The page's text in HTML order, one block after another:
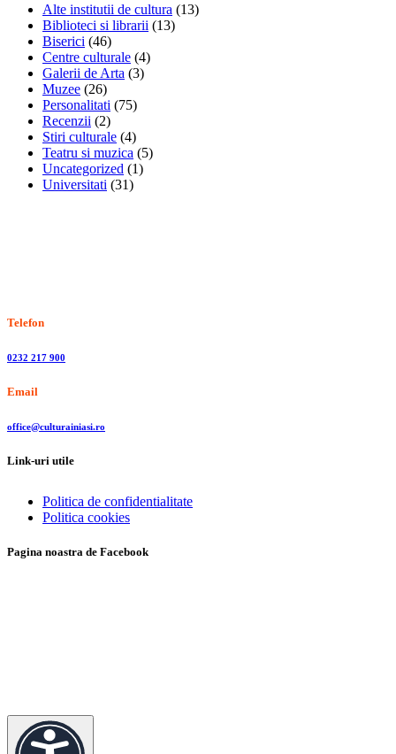
Alte institutii de cultura (13)
Biblioteci si librarii (13)
Biserici (46)
Centre culturale (4)
Galerii de Arta (3)
Muzee (26)
Personalitati (75)
Recenzii (2)
Stiri culturale (4)
Teatru si muzica (5)
Uncategorized (1)
Universitati (31)
Telefon
0232 217 900
Email
office@culturainiasi.ro
Link-uri utile
Politica de confidentialitate
Politica cookies
Pagina noastra de Facebook